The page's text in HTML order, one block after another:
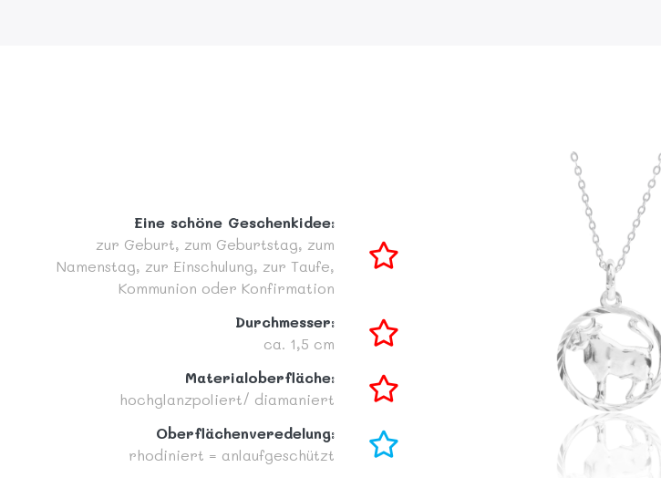
Eine schöne Geschenkidee:
zur Geburt, zum Geburtstag, zum
Namenstag, zur Einschulung, zur Taufe,
Kommunion oder Konfirmation
Durchmesser:
ca. 1,5 cm
Materialoberfläche:
hochglanzpoliert/ diamaniert
Oberflächenveredelung:
rhodiniert = anlaufgeschützt